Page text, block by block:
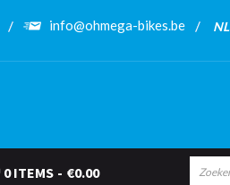
info@ohmega-bikes.be NL
0 ITEMS €0.00